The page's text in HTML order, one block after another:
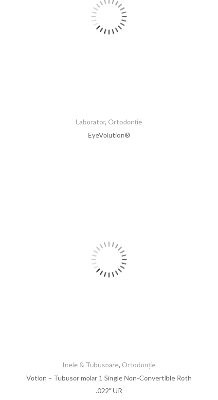
Laborator, Ortodonție
EyeVolution®
Inele & Tubusoare, Ortodonție
Votion – Tubusor molar 1 Single Non-Convertible Roth
.022″ UR